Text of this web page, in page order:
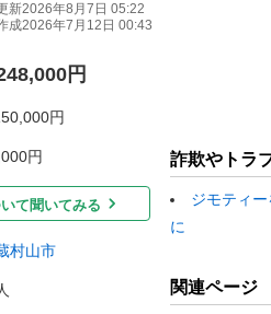
新2026年8月7日 05:22
成2026年7月12日 00:43
円
円
円
て聞いてみる
村山市
詐欺やトラ
ジモティ
に
関連ページ